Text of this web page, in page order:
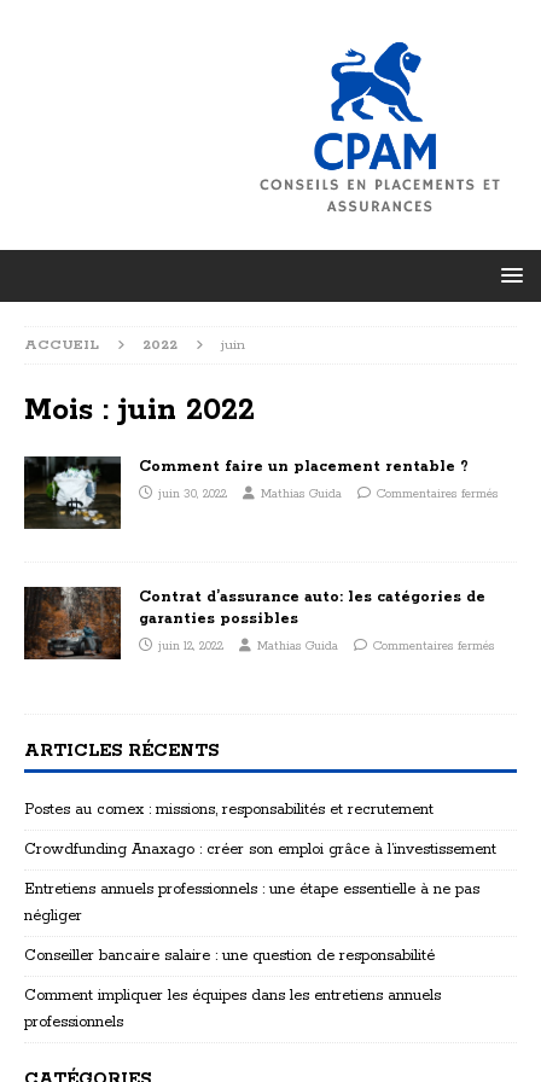
ACCUEIL 2022 juin
Mois : juin 2022
Comment faire un placement rentable ?
juin 30, 2022 Mathias Guida Commentaires fermés
Contrat d’assurance auto: les catégories de
garanties possibles
juin 12, 2022 Mathias Guida Commentaires fermés
ARTICLES RÉCENTS
Postes au comex : missions, responsabilités et recrutement
Crowdfunding Anaxago : créer son emploi grâce à l’investissement
Entretiens annuels professionnels : une étape essentielle à ne pas
négliger
Conseiller bancaire salaire : une question de responsabilité
Comment impliquer les équipes dans les entretiens annuels
professionnels